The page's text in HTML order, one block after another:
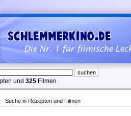
und 325 Filmen
Suche in Rezepten und Filmen